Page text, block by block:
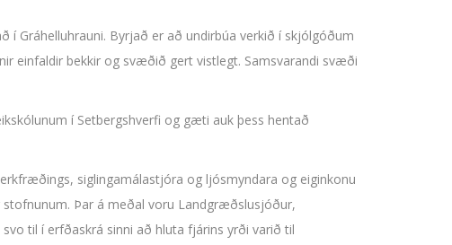
Gráhelluhrauni. Byrjað er að undirbúa verkið í skjólgóðum
einfaldir bekkir og svæðið gert vistlegt. Samsvarandi svæði
í Setbergshverfi og gæti auk þess hentað
siglingamálastjóra og ljósmyndara og eiginkonu
stofnunum. Þar á meðal voru Landgræðslusjóður,
til í erfðaskrá sinni að hluta fjárins yrði varið til